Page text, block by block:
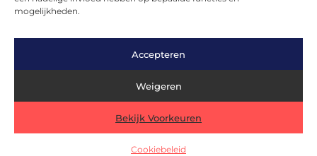
mogelijkheden.
Accepteren
Weigeren
Bekijk Voorkeuren
Cookiebeleid
Bericht categorie
Main Links